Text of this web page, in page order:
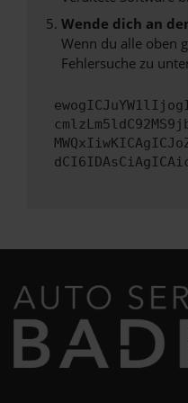
Wende dich an
Wenn du alle oben
Fehlersuche zu